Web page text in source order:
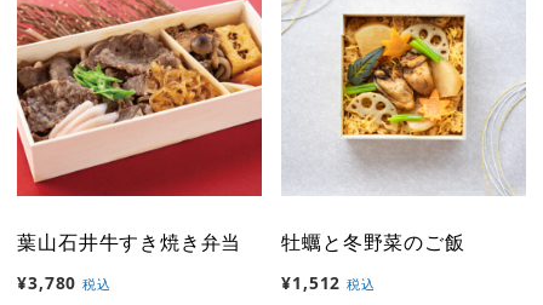
葉山石井牛すき焼き弁当
¥3,780 税込
牡蠣と冬野菜のご飯
¥1,512 税込